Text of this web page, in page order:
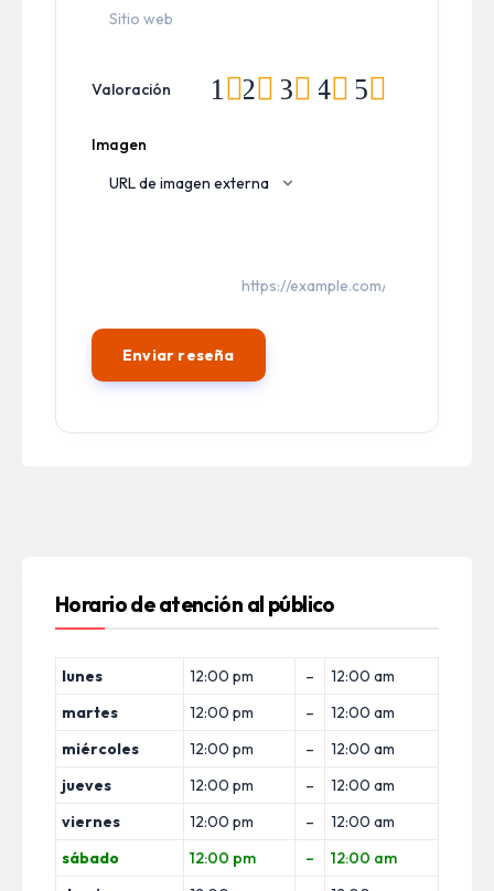
Valoración 5
4
3
2
1
Imagen
Horario de atención al público
lunes 12:00 pm –
12:00 am
martes
12:00 pm –
12:00 am
miércoles
12:00 pm –
12:00 am
jueves
12:00 pm –
12:00 am
viernes
12:00 pm –
12:00 am
sábado
12:00 pm –
12:00 am